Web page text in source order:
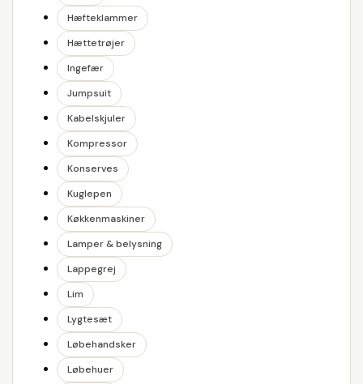
Hæfteklammer
Hættetrøjer
Ingefær
Jumpsuit
Kabelskjuler
Kompressor
Konserves
Kuglepen
Køkkenmaskiner
Lamper & belysning
Lappegrej
Lim
Lygtesæt
Løbehandsker
Løbehuer